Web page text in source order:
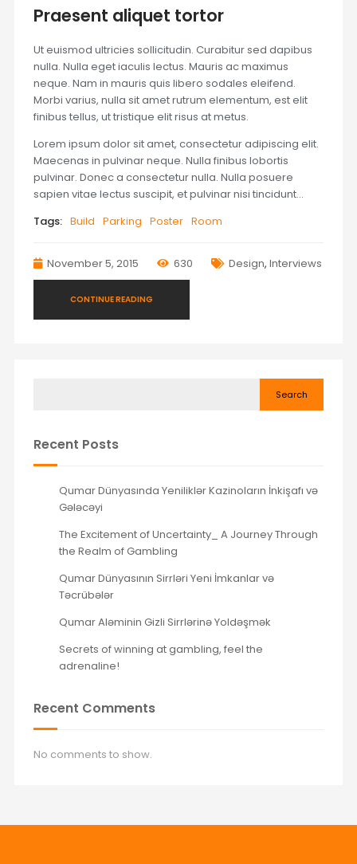
Praesent aliquet tortor
Ut euismod ultricies sollicitudin. Curabitur sed dapibus
nulla. Nulla eget iaculis lectus. Mauris ac maximus
neque. Nam in mauris quis libero sodales eleifend.
Morbi varius, nulla sit amet rutrum elementum, est elit
finibus tellus, ut tristique elit risus at metus.
Lorem ipsum dolor sit amet, consectetur adipiscing elit.
Maecenas in pulvinar neque. Nulla finibus lobortis
pulvinar. Donec a consectetur nulla. Nulla posuere
sapien vitae lectus suscipit, et pulvinar nisi tincidunt…
Tags: Build Parking Poster Room
November 5, 2015 630 Design, Interviews
CONTINUE READING
Search
Recent Posts
Qumar Dünyasında Yeniliklər Kazinoların İnkişafı və
Gələcəyi
The Excitement of Uncertainty_ A Journey Through
the Realm of Gambling
Qumar Dünyasının Sirrləri Yeni İmkanlar və
Təcrübələr
Qumar Aləminin Gizli Sirrlərinə Yoldəşmək
Secrets of winning at gambling, feel the
adrenaline!
Recent Comments
No comments to show.